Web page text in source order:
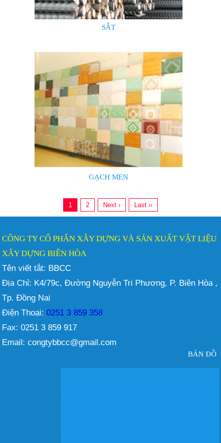
SẮT
GẠCH MEN
1 2 Next › Last ››
CÔNG TY CỔ PHẨN XÂY DỰNG VÀ SẢN XUẤT VẬT LIỆU
XÂY DỰNG BIÊN HÒA
Tên viết tắt: BBCC
Địa Chỉ: K4/79c, Đường Nguyễn Tri Phương, P. Biên Hòa ,
Tp. Đồng Nai
Điện Thoại: 0251 3 859 358
Fax: 0251 3 859 917
Email: congtybbcc@gmail.com
BẢN ĐỒ